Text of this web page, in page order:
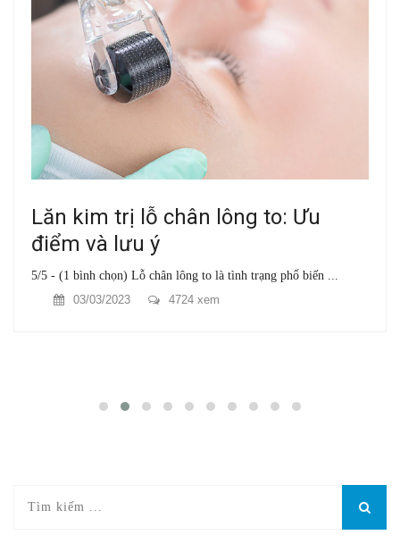
Lăn kim trị lỗ chân lông to: Ưu
điểm và lưu ý
5/5 - (1 bình chọn) Lỗ chân lông to là tình trạng phổ biến ...
03/03/2023
4724 xem